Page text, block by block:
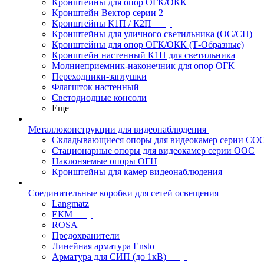
Кронштейны для опор ОГК/ОКК
Кронштейн Вектор серии 2
Кронштейны К1П / К2П
Кронштейны для уличного светильника (ОС/СП)
Кронштейны для опор ОГК/ОКК (Т-Образные)
Кронштейн настенный К1Н для светильника
Молниеприемник-наконечник для опор ОГК
Переходники-заглушки
Флагшток настенный
Светодиодные консоли
Еще
Металлоконструкции для видеонаблюдения
Складывающиеся опоры для видеокамер серии
Стационарные опоры для видеокамер серии ООС
Наклоняемые опоры ОГН
Кронштейны для камер видеонаблюдения
Соединительные коробки для сетей освещения
Langmatz
ЕКМ
ROSA
Предохранители
Линейная арматура Ensto
Арматура для СИП (до 1кВ)